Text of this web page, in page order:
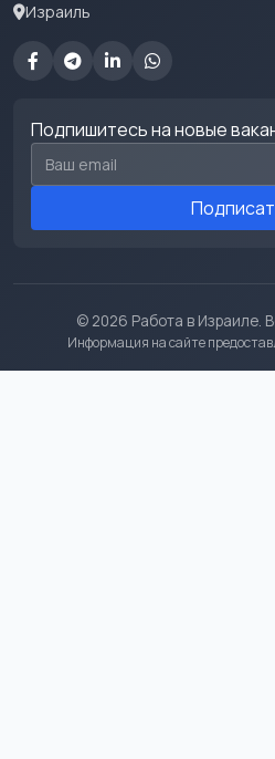
Израиль
Подпишитесь на новые
Email для подписки
© 2026 Работа в Израиле.
Информация на сайте